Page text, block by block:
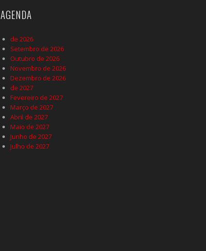
AGENDA
de 2026
Setembro de 2026
Outubro de 2026
Novembro de 2026
Dezembro de 2026
de 2027
Fevereiro de 2027
Março de 2027
Abril de 2027
Maio de 2027
Junho de 2027
Julho de 2027